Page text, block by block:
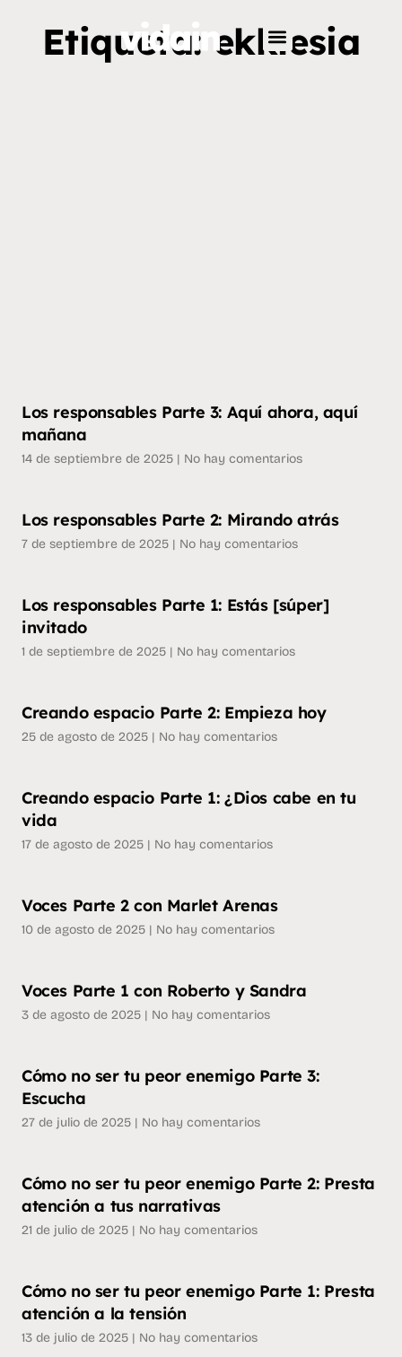
Etiqueta: ekklesia
Los responsables Parte 3: Aquí ahora, aquí
mañana
14 de septiembre de 2025 No hay comentarios
Los responsables Parte 2: Mirando atrás
7 de septiembre de 2025 No hay comentarios
Los responsables Parte 1: Estás [súper]
invitado
1 de septiembre de 2025 No hay comentarios
Creando espacio Parte 2: Empieza hoy
25 de agosto de 2025 No hay comentarios
Creando espacio Parte 1: ¿Dios cabe en tu
vida
17 de agosto de 2025 No hay comentarios
Voces Parte 2 con Marlet Arenas
10 de agosto de 2025 No hay comentarios
Voces Parte 1 con Roberto y Sandra
3 de agosto de 2025 No hay comentarios
Cómo no ser tu peor enemigo Parte 3:
Escucha
27 de julio de 2025 No hay comentarios
Cómo no ser tu peor enemigo Parte 2: Presta
atención a tus narrativas
21 de julio de 2025 No hay comentarios
Cómo no ser tu peor enemigo Parte 1: Presta
atención a la tensión
13 de julio de 2025 No hay comentarios